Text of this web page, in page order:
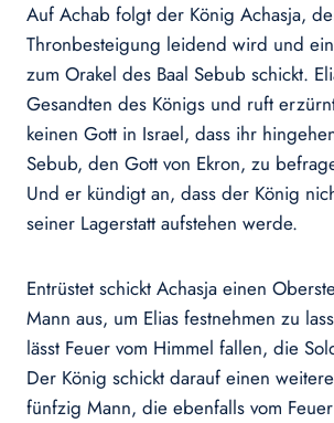
Auf Achab folgt der König Achasja,
Thronbesteigung leidend wird und
zum Orakel des Baal Sebub schickt.
Gesandten des Königs und ruft
keinen Gott in Israel, dass ihr
Sebub, den Gott von Ekron, zu
Und er kündigt an, dass der König
seiner Lagerstatt aufstehen werde.
Entrüstet schickt Achasja einen
Mann aus, um Elias festnehmen zu
lässt Feuer vom Himmel fallen, die
Der König schickt darauf einen
fünfzig Mann, die ebenfalls vom